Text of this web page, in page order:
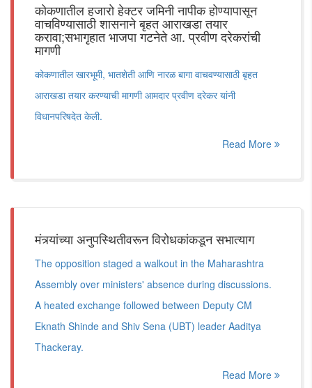
कोकणातील हजारो हेक्टर जमिनी नापीक होण्यापासून
वाचविण्यासाठी शासनाने बृहत आराखडा तयार
करावा;सभागृहात भाजपा गटनेते आ. प्रवीण दरेकरांची
मागणी
कोकणातील खारभूमी, भातशेती आणि नारळ बागा वाचवण्यासाठी बृहत
आराखडा तयार करण्याची मागणी आमदार प्रवीण दरेकर यांनी
विधानपरिषदेत केली.
Read More
मंत्र्यांच्या अनुपस्थितीवरून विरोधकांकडून सभात्याग
The opposition staged a walkout in the Maharashtra
Assembly over ministers' absence during discussions.
A heated exchange followed between Deputy CM
Eknath Shinde and Shiv Sena (UBT) leader Aaditya
Thackeray.
Read More